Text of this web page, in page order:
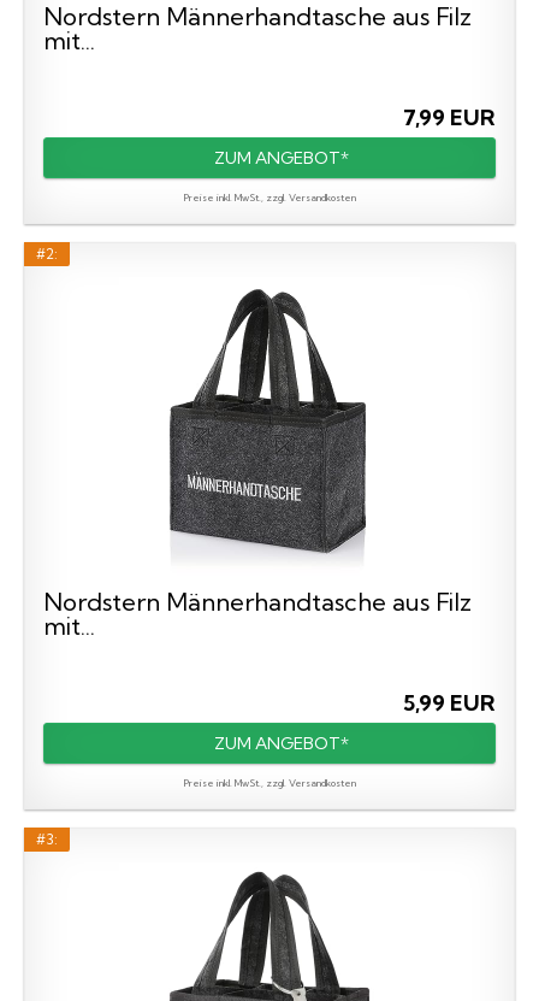
Nordstern Männerhandtasche aus Filz
mit...
7,99 EUR
ZUM ANGEBOT*
Preise inkl. MwSt., zzgl. Versandkosten
#2:
Nordstern Männerhandtasche aus Filz
mit...
5,99 EUR
ZUM ANGEBOT*
Preise inkl. MwSt., zzgl. Versandkosten
#3: